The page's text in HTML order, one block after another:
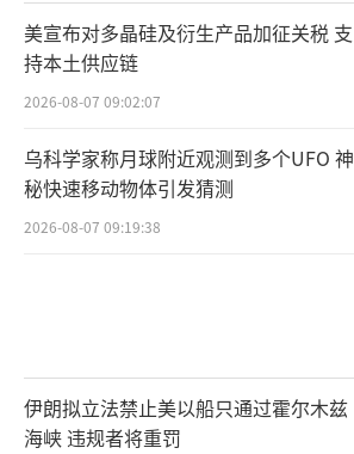
美宣布对多晶硅及衍生产品加征关税 支
持本土供应链
2026-08-07 09:02:07
乌科学家称月球附近观测到多个UFO 神
秘快速移动物体引发猜测
2026-08-07 09:19:38
伊朗拟立法禁止美以船只通过霍尔木兹
海峡 违规者将重罚